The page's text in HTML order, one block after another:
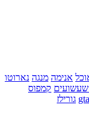
אנימה מנגה נארוטו
קמפוס
gta גורילז